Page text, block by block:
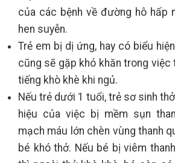
của các bệnh về đường hô hấp
hen suyễn.
Trẻ em bị dị ứng, hay có biểu
cũng sẽ gặp khó khăn trong việc
tiếng khò khè khi ngủ.
Nếu trẻ dưới 1 tuổi, trẻ sơ sinh
hiệu của việc bị mềm sụn
mạch máu lớn chèn vùng thanh
bé khó thở. Nếu bé bị viêm